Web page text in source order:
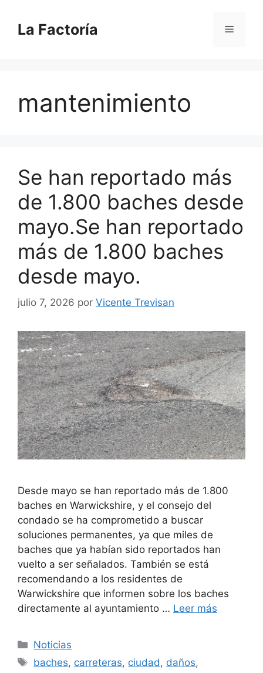
contenido
La Factoría Menú
mantenimiento
Se han reportado más
de 1.800 baches desde
mayo.Se han reportado
más de 1.800 baches
desde mayo.
julio 7, 2026 por Vicente Trevisan
Desde mayo se han reportado más de 1.800
baches en Warwickshire, y el consejo del
condado se ha comprometido a buscar
soluciones permanentes, ya que miles de
baches que ya habían sido reportados han
vuelto a ser señalados. También se está
recomendando a los residentes de
Warwickshire que informen sobre los baches
directamente al ayuntamiento … Leer más
Categorías
Noticias
Etiquetas
baches, carreteras, ciudad , daños,